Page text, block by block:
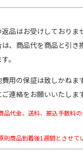
品はお受けしておりま
、商品代を商品と引き
。
用の保証は致しかねま
連絡をお願いいたします
代金、送料、振込手数料
商品到着後1週間とさせて